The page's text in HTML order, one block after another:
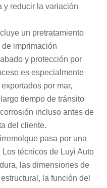
y reducir la variación
un pretratamiento
imprimación
y protección por
es especialmente
por mar,
tiempo de tránsito
incluso antes de
del cliente.
pasa por una
técnicos de Luyi Auto
las dimensiones de
la función del